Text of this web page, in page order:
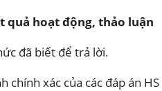
quả hoạt động, thảo luận
đã biết để trả lời.
chính xác của các đáp án